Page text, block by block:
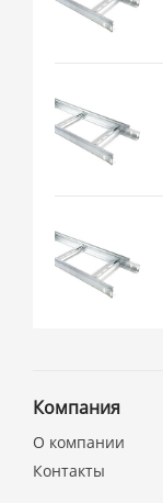
Компания
О компании
Контакты